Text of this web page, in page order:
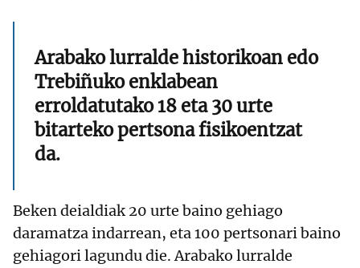
Arabako lurralde historikoan edo
Trebiñuko enklabean
erroldatutako 18 eta 30 urte
bitarteko pertsona fisikoentzat
da.
Beken deialdiak 20 urte baino gehiago
daramatza indarrean, eta 100 pertsonari baino
gehiagori lagundu die. Arabako lurralde